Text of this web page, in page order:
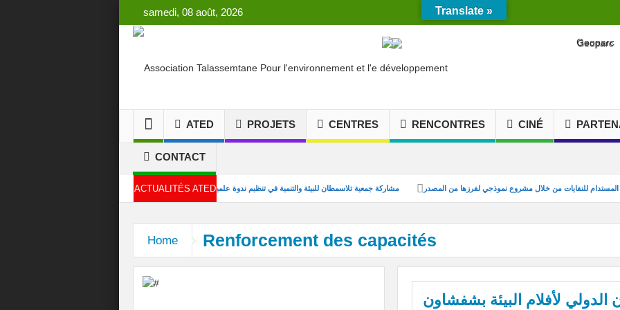
samedi, 08 août, 2026
ATED PROJETS CENTRES RENCONTRES CINÉ
CONTACT
ACTUALITÉS ATED
مشاركة جمعية تلاسمطان للبيئة والتنمية في تنظيم ندوة علمية بكلية العلوم بتطوان تعزيز التدبير المستدام للنفايات من خلال مشروع نموذجي لفرزها من المصدر
Home Renforcement des capacités
Translate »